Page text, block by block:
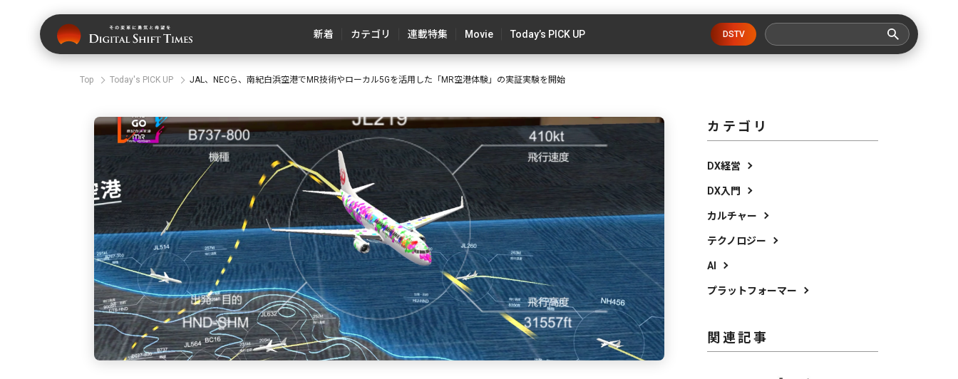
新着 カテゴリ 連載特集 Movie Today’s PICK UP DSTV
Top Today's PICK UP JAL、NECら、南紀白浜空港でMR技術やローカル5Gを活用した「MR空港体験」の実証実験を開始
カテゴリ
DX経営
DX入門
カルチャー
テクノロジー
AI
プラットフォーマー
関連記事